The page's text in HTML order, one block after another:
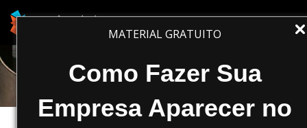
MATERIAL GRATUITO
Como Fazer Sua
Empresa Aparecer no